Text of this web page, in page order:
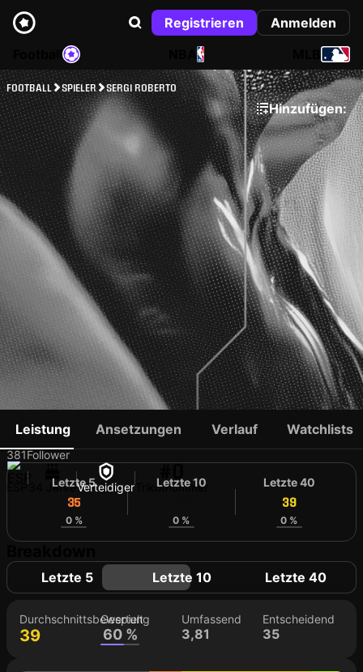
Registrieren
Anmelden
NBA
FOOTBALL SPIELER SERGI ROBERTO
Hinzufügen:
SERGI ROBERTO
381Follower
34 JahreVerteidiger Trikotnummer
Leistung Ansetzungen Verlauf Watchlists
Letzte 5
35
0 %
Letzte 10
0 %
Letzte 40
39
0 %
Letzte 5 Letzte 10 Letzte 40
Durchschnittsbewertung
39
Gespielt
60 %
Umfassend
3,81
Entscheidend
35